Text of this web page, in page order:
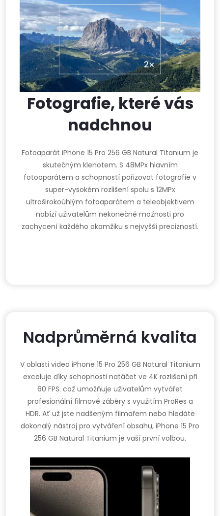
Fotografie, které vás
nadchnou
Fotoaparát iPhone 15 Pro 256 GB Natural Titanium je
skutečným klenotem. S 48MPx hlavním
fotoaparátem a schopností pořizovat fotografie v
super-vysokém rozlišení spolu s 12MPx
ultraširokoúhlým fotoaparátem a teleobjektivem
nabízí uživatelům nekonečné možnosti pro
zachycení každého okamžiku s nejvyšší precizností.
Nadprůměrná kvalita
V oblasti videa iPhone 15 Pro 256 GB Natural Titanium
exceluje díky schopnosti natáčet ve 4K rozlišení při
60 FPS. což umožňuje uživatelům vytvářet
profesionální filmové záběry s využitím ProRes a
HDR. Ať už jste nadšeným filmařem nebo hledáte
dokonalý nástroj pro vytváření obsahu, iPhone 15 Pro
256 GB Natural Titanium je vaší první volbou.